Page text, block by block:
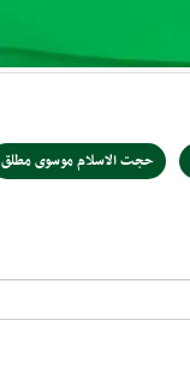
حجت الاسلام موسوی مطلق